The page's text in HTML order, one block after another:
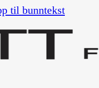
til bunntekst